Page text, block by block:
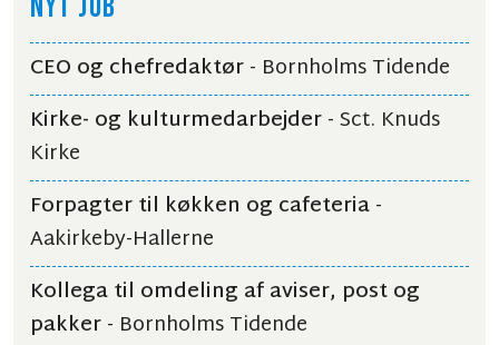
CEO og chefredaktør- Bornholms Tidende
Kirke- og kulturmedarbejder- Sct. Knuds
Kirke
Forpagter til køkken og cafeteria-
Aakirkeby-Hallerne
Kollega til omdeling af aviser, post og
pakker- Bornholms Tidende